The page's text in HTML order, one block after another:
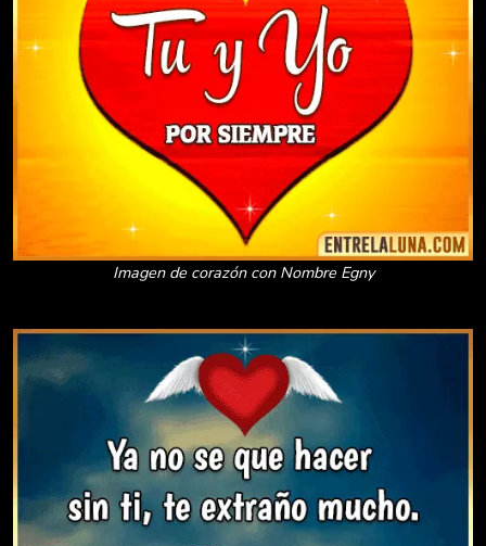
Imagen de corazón con Nombre Egny